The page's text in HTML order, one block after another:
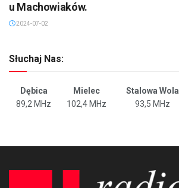
u Machowiaków.
2024-07-02
Słuchaj Nas:
Dębica Mielec Stalowa Wola
89,2 MHz
102,4 MHz 93,5 MHz